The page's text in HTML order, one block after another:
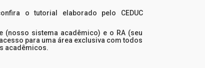
o tutorial elaborado pelo CEDUC
(nosso sistema acadêmico) e o RA (seu
para uma área exclusiva com todos
acadêmicos.